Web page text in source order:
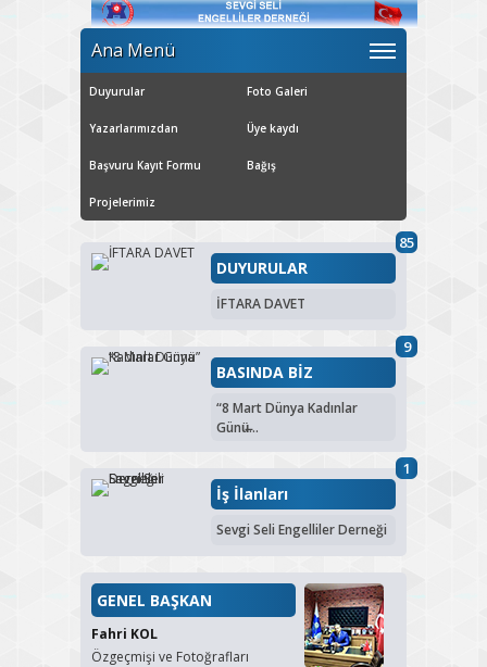
Ana Menü
Duyurular Foto Galeri
Yazarlarımızdan Üye kaydı
Başvuru Kayıt Formu Bağış
Projelerimiz
85
DUYURULAR
İFTARA DAVET
9
BASINDA BİZ
“8 Mart Dünya Kadınlar
Günü̶...
1
İş İlanları
Sevgi Seli Engelliler Derneği
GENEL BAŞKAN
Fahri KOL
Özgeçmişi ve Fotoğrafları